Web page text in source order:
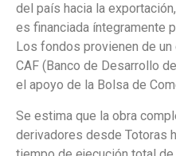
del país hacia la
es financiada íntegramente
Los fondos provienen de
CAF (Banco de Desarrollo
el apoyo de la Bolsa de
Se estima que la obra
derivadores desde Totoras